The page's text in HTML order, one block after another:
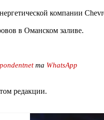
компании
в Оманском заливе.
та WhatsApp
редакции.